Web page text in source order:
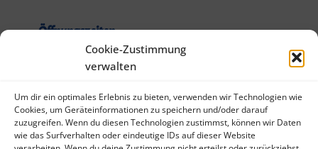
Cookie-Zustimmung
verwalten
Um dir ein optimales Erlebnis zu bieten, verwenden wir Technologien wie
Cookies, um Geräteinformationen zu speichern und/oder darauf
zuzugreifen. Wenn du diesen Technologien zustimmst, können wir Daten
wie das Surfverhalten oder eindeutige IDs auf dieser Website
Öffnungszeiten
Mo-Do: 07:30 -
Sa: 08:00–13:00